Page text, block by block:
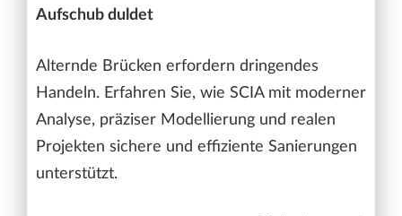
Aufschub duldet
Alternde Brücken erfordern dringendes
Handeln. Erfahren Sie, wie SCIA mit moderner
Analyse, präziser Modellierung und realen
Projekten sichere und effiziente Sanierungen
unterstützt.